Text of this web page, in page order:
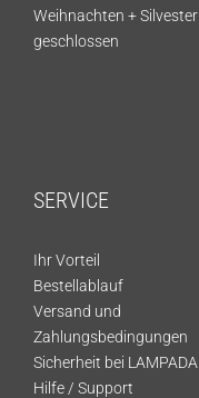
Weihnachten + Silvester
geschlossen
SERVICE
Ihr Vorteil
Bestellablauf
Versand und
Zahlungsbedingungen
Sicherheit bei LAMPADA
Hilfe / Support